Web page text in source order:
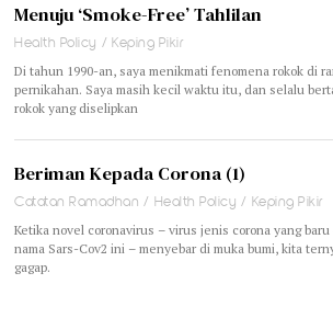
Menuju ‘Smoke-Free’ Tahlilan
Health Policy / Keping Pikir
Di tahun 1990-an, saya menikmati fenomena rokok di
pernikahan. Saya masih kecil waktu itu, dan selalu
rokok yang diselipkan
Beriman Kepada Corona (1)
Catatan Ramadhan / Health Policy / Keping Pikir
Ketika novel coronavirus – virus jenis corona yang
nama Sars-Cov2 ini – menyebar di muka bumi, kita
gagap.